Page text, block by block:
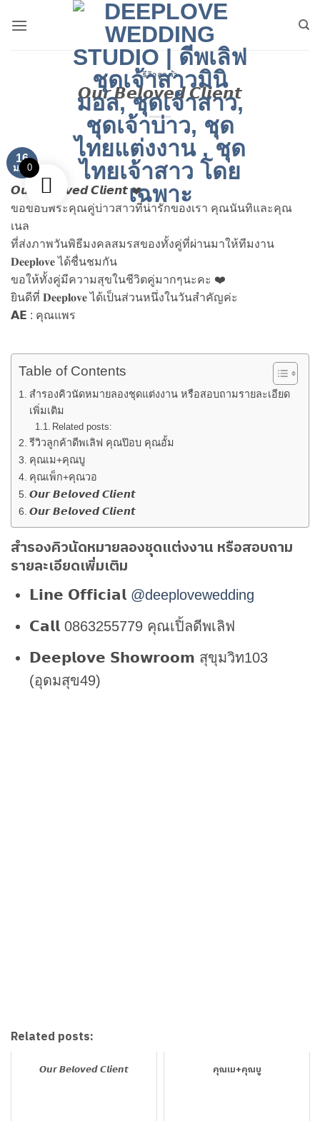
รีวิวลูกค้า
𝙊𝙪𝙧 𝘽𝙚𝙡𝙤𝙫𝙚𝙙 𝘾𝙡𝙞𝙚𝙣𝙩
16
ม.ค.
𝙊𝙪𝙧 𝘽𝙚𝙡𝙤𝙫𝙚𝙙 𝘾𝙡𝙞𝙚𝙣𝙩 ❤️
ขอขอบพระคุณคู่บ่าวสาวที่น่ารักของเรา คุณนันทิและคุณ
เนล
ที่ส่งภาพวันพิธีมงคลสมรสของทั้งคู่ที่ผ่านมาให้ทีมงาน
𝐃𝐞𝐞𝐩𝐥𝐨𝐯𝐞 ได้ชื่นชมกัน
ขอให้ทั้งคู่มีความสุขในชีวิตคู่มากๆนะคะ ❤️
ยินดีที่ 𝐃𝐞𝐞𝐩𝐥𝐨𝐯𝐞 ได้เป็นส่วนหนึ่งในวันสำคัญค่ะ
𝗔𝗘 : คุณแพร
Table of Contents
สำรองคิวนัดหมายลองชุดแต่งงาน หรือสอบถามรายละเอียด
เพิ่มเติม
Related posts:
รีวิวลูกค้าดีพเลิฟ คุณป๊อบ คุณอั้ม
คุณเม+คุณบู
คุณเพ็ก+คุณวอ
𝙊𝙪𝙧 𝘽𝙚𝙡𝙤𝙫𝙚𝙙 𝘾𝙡𝙞𝙚𝙣𝙩
𝙊𝙪𝙧 𝘽𝙚𝙡𝙤𝙫𝙚𝙙 𝘾𝙡𝙞𝙚𝙣𝙩
สำรองคิวนัดหมายลองชุดแต่งงาน หรือสอบถาม
รายละเอียดเพิ่มเติม
𝗟𝗶𝗻𝗲 𝗢𝗳𝗳𝗶𝗰𝗶𝗮𝗹 @deeplovewedding
𝗖𝗮𝗹𝗹 0863255779 คุณเปิ้ลดีพเลิฟ
𝗗𝗲𝗲𝗽𝗹𝗼𝘃𝗲 𝗦𝗵𝗼𝘄𝗿𝗼𝗼𝗺 สุขุมวิท103
(อุดมสุข49)
Related posts:
𝙊𝙪𝙧 𝘽𝙚𝙡𝙤𝙫𝙚𝙙 𝘾𝙡𝙞𝙚𝙣𝙩 คุณเม+คุณบู
0